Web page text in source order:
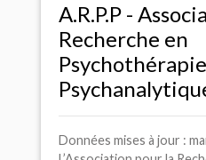
A.R.P.P -
Recherche en
Psychothérapie
Données mises à jour :